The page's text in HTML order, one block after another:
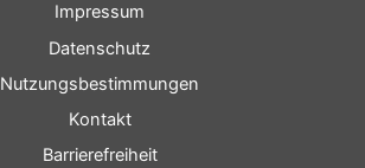
Impressum
Datenschutz
Nutzungsbestimmungen
Kontakt
Barrierefreiheit